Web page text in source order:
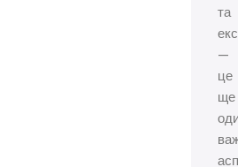
та
—
це
ще